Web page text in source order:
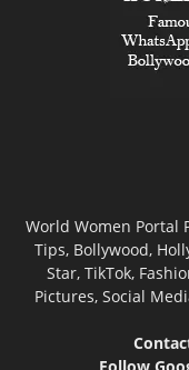
World Women Portal
Tips, Bollywood,
Star, TikTok,
Pictures, Social
Follow